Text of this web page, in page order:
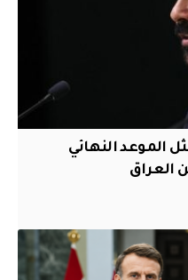
يمثل الموعد النهائي
العراق